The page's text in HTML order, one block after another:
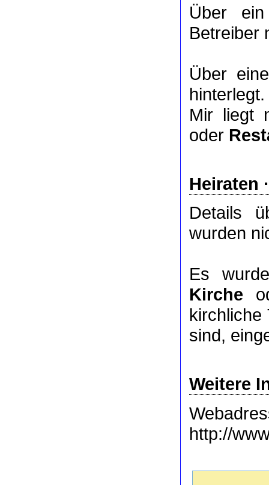
Über
Betreiber
Über
hinterlegt.
Mir liegt
oder
Heiraten
Details
wurden
Es
Kirche
kirchliche
sind,
Weitere
http://